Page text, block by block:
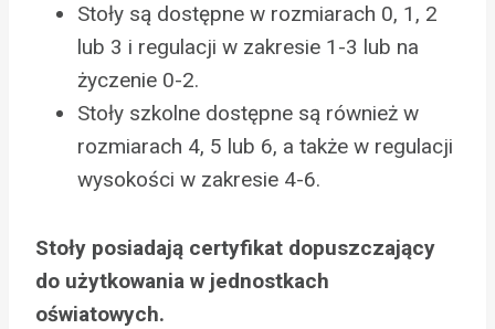
Stoły są dostępne w rozmiarach 0, 1, 2
lub 3 i regulacji w zakresie 1-3 lub na
życzenie 0-2.
Stoły szkolne dostępne są również w
rozmiarach 4, 5 lub 6, a także w regulacji
wysokości w zakresie 4-6.
Stoły posiadają certyfikat dopuszczający
do użytkowania w jednostkach
oświatowych.